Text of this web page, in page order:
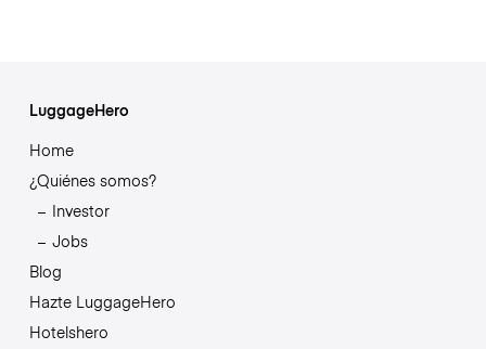
LuggageHero
Home
¿Quiénes somos?
Investor
Jobs
Blog
Hazte LuggageHero
Hotelshero